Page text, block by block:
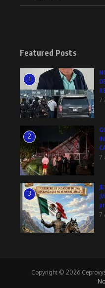
Featured Posts
1
7
2
7
3
7
Copyright © 2026